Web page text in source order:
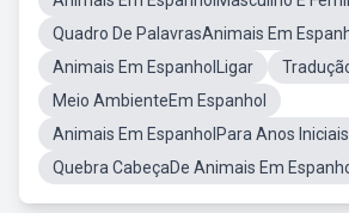
Quadro De PalavrasAnimais Em
Animais Em EspanholLigar
Meio AmbienteEm Espanhol
Animais Em EspanholPara Anos Iniciais
Quebra CabeçaDe Animais Em